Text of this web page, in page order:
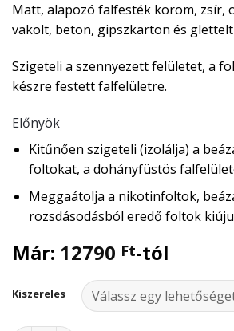
Matt, alapozó falfesték korom, zsír,
vakolt, beton, gipszkarton és
Szigeteli a szennyezett felületet, a
készre festett falfelületre.
Előnyök
Kitűnően szigeteli (izolálja) a
foltokat, a dohányfüstös
Meggaátolja a nikotinfoltok,
rozsdásodásból eredő foltok
Már: 12790 Ft-tól
Kiszereles